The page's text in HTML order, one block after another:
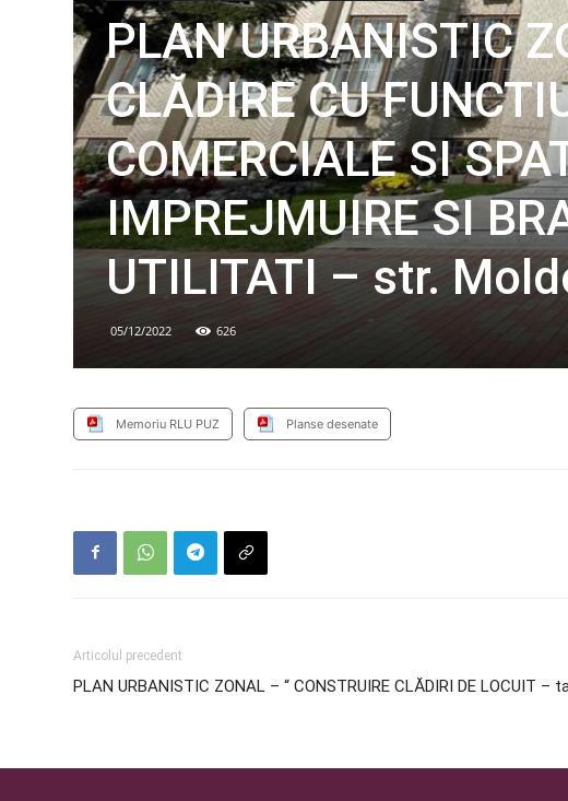
PLAN URBANISTIC
CLĂDIRE CU
COMERCIALE SI
IMPREJMUIRE SI
UTILITATI – str.
05/12/2022 626
Memoriu RLU PUZ Planse desenate
Articolul precedent
PLAN URBANISTIC ZONAL – “ CONSTRUIRE CLĂDIRI DE LOCUIT –